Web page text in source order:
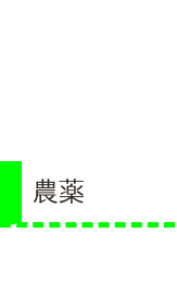
農薬